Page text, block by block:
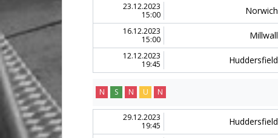
23.12.2023
15:00
Norwich
16.12.2023
15:00
Millwall
12.12.2023
19:45
Huddersfield
N S N U N
29.12.2023
19:45
Huddersfield